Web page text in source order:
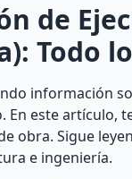
de
Todo
información
En este artículo,
obra. Sigue
e ingeniería.